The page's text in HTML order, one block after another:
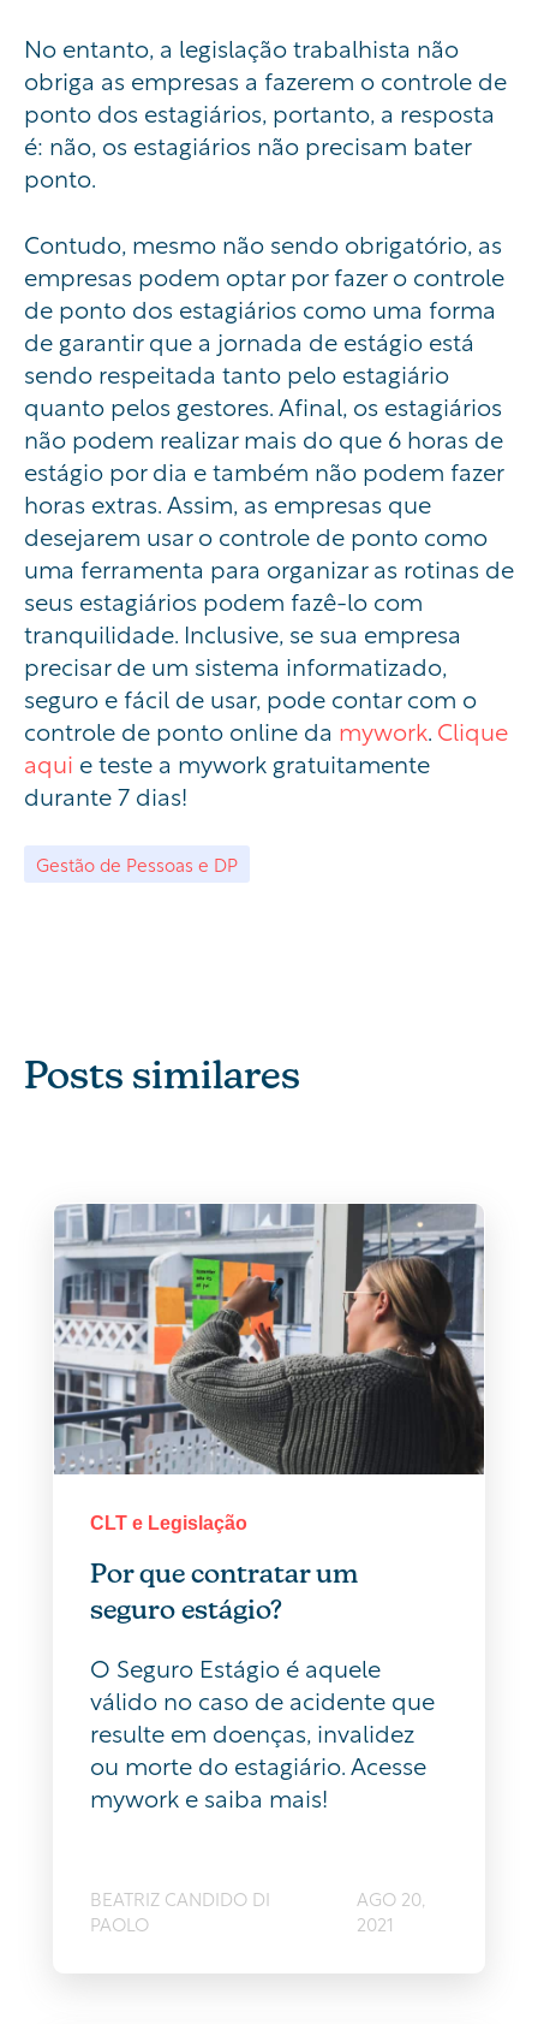
No entanto, a legislação trabalhista não
obriga as empresas a fazerem o controle de
ponto dos estagiários, portanto, a resposta
é: não, os estagiários não precisam bater
ponto.
Contudo, mesmo não sendo obrigatório, as
empresas podem optar por fazer o controle
de ponto dos estagiários como uma forma
de garantir que a jornada de estágio está
sendo respeitada tanto pelo estagiário
quanto pelos gestores. Afinal, os estagiários
não podem realizar mais do que 6 horas de
estágio por dia e também não podem fazer
horas extras. Assim, as empresas que
desejarem usar o controle de ponto como
uma ferramenta para organizar as rotinas de
seus estagiários podem fazê-lo com
tranquilidade. Inclusive, se sua empresa
precisar de um sistema informatizado,
seguro e fácil de usar, pode contar com o
controle de ponto online da mywork. Clique
aqui e teste a mywork gratuitamente
durante 7 dias!
Gestão de Pessoas e DP
Posts similares
CLT e Legislação
Por que contratar um
seguro estágio?
O Seguro Estágio é aquele
válido no caso de acidente que
resulte em doenças, invalidez
ou morte do estagiário. Acesse
mywork e saiba mais!
BEATRIZ CANDIDO DI
PAOLO
AGO 20,
2021